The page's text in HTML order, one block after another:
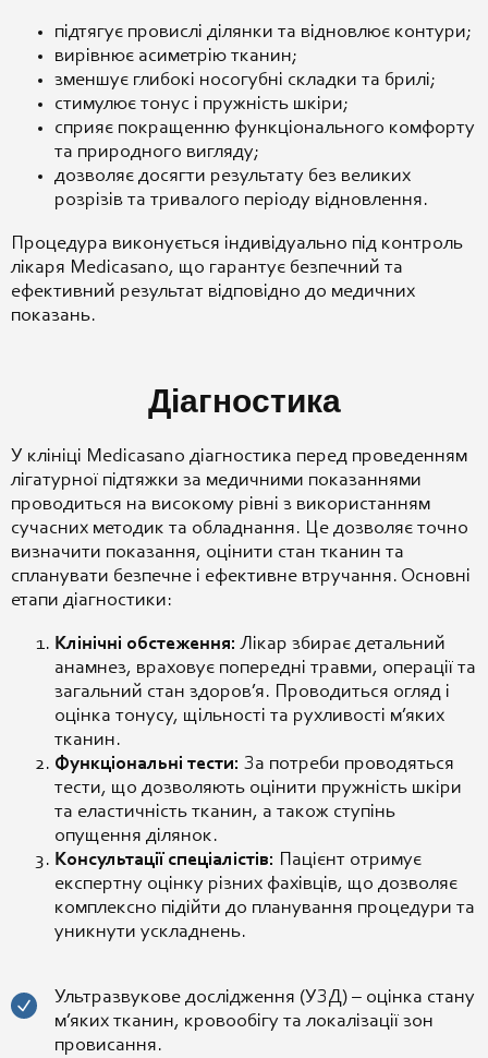
підтягує провислі ділянки та відновлює контури;
вирівнює асиметрію тканин;
зменшує глибокі носогубні складки та брилі;
стимулює тонус і пружність шкіри;
сприяє покращенню функціонального комфорту
та природного вигляду;
дозволяє досягти результату без великих
розрізів та тривалого періоду відновлення.
Процедура виконується індивідуально під контроль
лікаря Medicasano, що гарантує безпечний та
ефективний результат відповідно до медичних
показань.
Діагностика
У клініці Medicasano діагностика перед проведенням
лігатурної підтяжки за медичними показаннями
проводиться на високому рівні з використанням
сучасних методик та обладнання. Це дозволяє точно
визначити показання, оцінити стан тканин та
спланувати безпечне і ефективне втручання. Основні
етапи діагностики:
Клінічні обстеження: Лікар збирає детальний
анамнез, враховує попередні травми, операції та
загальний стан здоров’я. Проводиться огляд і
оцінка тонусу, щільності та рухливості м’яких
тканин.
Функціональні тести: За потреби проводяться
тести, що дозволяють оцінити пружність шкіри
та еластичність тканин, а також ступінь
опущення ділянок.
Консультації спеціалістів:
Пацієнт отримує
експертну оцінку різних фахівців, що дозволяє
комплексно підійти до планування процедури та
уникнути ускладнень.
Ультразвукове дослідження (УЗД) – оцінка стану
м’яких тканин, кровообігу та локалізації зон
провисання.